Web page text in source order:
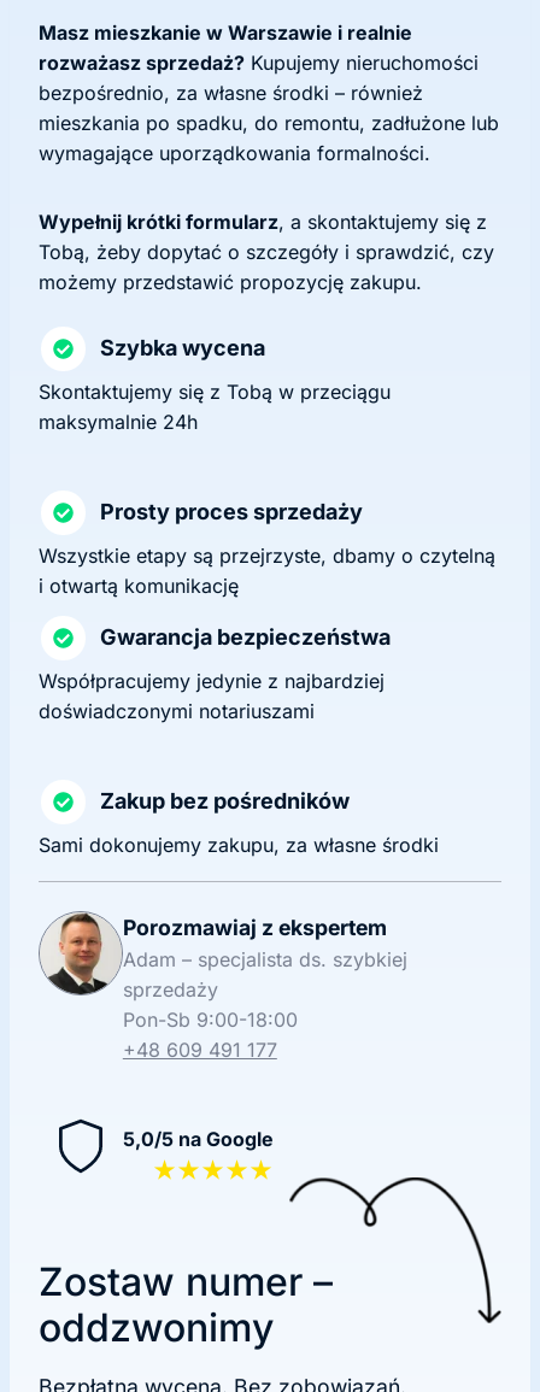
Masz mieszkanie w Warszawie i realnie
rozważasz sprzedaż? Kupujemy nieruchomości
bezpośrednio, za własne środki – również
mieszkania po spadku, do remontu, zadłużone lub
wymagające uporządkowania formalności.
Wypełnij krótki formularz, a skontaktujemy się z
Tobą, żeby dopytać o szczegóły i sprawdzić, czy
możemy przedstawić propozycję zakupu.
Szybka wycena
Skontaktujemy się z Tobą w przeciągu
maksymalnie 24h
Prosty proces sprzedaży
Wszystkie etapy są przejrzyste, dbamy o czytelną
i otwartą komunikację
Gwarancja bezpieczeństwa
Współpracujemy jedynie z najbardziej
doświadczonymi notariuszami
Zakup bez pośredników
Sami dokonujemy zakupu, za własne środki
Porozmawiaj z ekspertem
Adam – specjalista ds. szybkiej
sprzedaży
Pon-Sb 9:00-18:00
+48 609 491 177
5,0/5 na Google
★★★★★
Zostaw numer –
oddzwonimy
Bezpłatna wycena. Bez zobowiązań.